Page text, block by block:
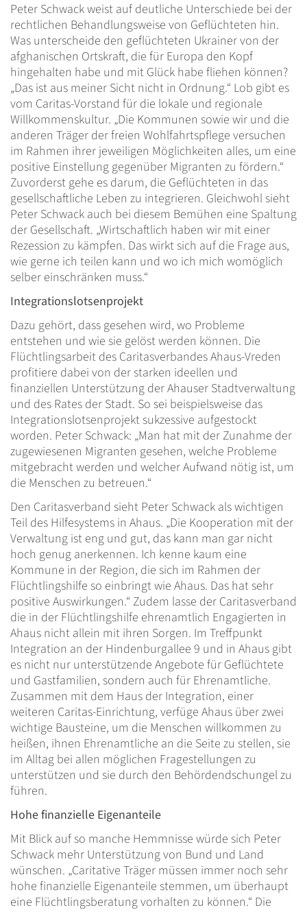
Peter Schwack weist auf deutliche Unterschiede bei der
rechtlichen Behandlungsweise von Geflüchteten hin.
Was unterscheide den geflüchteten Ukrainer von der
afghanischen Ortskraft, die für Europa den Kopf
hingehalten habe und mit Glück habe fliehen können?
„Das ist aus meiner Sicht nicht in Ordnung.“ Lob gibt es
vom Caritas-Vorstand für die lokale und regionale
Willkommenskultur. „Die Kommunen sowie wir und die
anderen Träger der freien Wohlfahrtspflege versuchen
im Rahmen ihrer jeweiligen Möglichkeiten alles, um eine
positive Einstellung gegenüber Migranten zu fördern.“
Zuvorderst gehe es darum, die Geflüchteten in das
gesellschaftliche Leben zu integrieren. Gleichwohl sieht
Peter Schwack auch bei diesem Bemühen eine Spaltung
der Gesellschaft. „Wirtschaftlich haben wir mit einer
Rezession zu kämpfen. Das wirkt sich auf die Frage aus,
wie gerne ich teilen kann und wo ich mich womöglich
selber einschränken muss.“
Integrationslotsenprojekt
Dazu gehört, dass gesehen wird, wo Probleme
entstehen und wie sie gelöst werden können. Die
Flüchtlingsarbeit des Caritasverbandes Ahaus-Vreden
profitiere dabei von der starken ideellen und
finanziellen Unterstützung der Ahauser Stadtverwaltung
und des Rates der Stadt. So sei beispielsweise das
Integrationslotsenprojekt sukzessive aufgestockt
worden. Peter Schwack: „Man hat mit der Zunahme der
zugewiesenen Migranten gesehen, welche Probleme
mitgebracht werden und welcher Aufwand nötig ist, um
die Menschen zu betreuen.“
Den Caritasverband sieht Peter Schwack als wichtigen
Teil des Hilfesystems in Ahaus. „Die Kooperation mit der
Verwaltung ist eng und gut, das kann man gar nicht
hoch genug anerkennen. Ich kenne kaum eine
Kommune in der Region, die sich im Rahmen der
Flüchtlingshilfe so einbringt wie Ahaus. Das hat sehr
positive Auswirkungen.“ Zudem lasse der Caritasverband
die in der Flüchtlingshilfe ehrenamtlich Engagierten in
Ahaus nicht allein mit ihren Sorgen. Im Treffpunkt
Integration an der Hindenburgallee 9 und in Ahaus gibt
es nicht nur unterstützende Angebote für Geflüchtete
und Gastfamilien, sondern auch für Ehrenamtliche.
Zusammen mit dem Haus der Integration, einer
weiteren Caritas-Einrichtung, verfüge Ahaus über zwei
wichtige Bausteine, um die Menschen willkommen zu
heißen, ihnen Ehrenamtliche an die Seite zu stellen, sie
im Alltag bei allen möglichen Fragestellungen zu
unterstützen und sie durch den Behördendschungel zu
führen.
Hohe finanzielle Eigenanteile
Mit Blick auf so manche Hemmnisse würde sich Peter
Schwack mehr Unterstützung von Bund und Land
wünschen. „Caritative Träger müssen immer noch sehr
hohe finanzielle Eigenanteile stemmen, um überhaupt
eine Flüchtlingsberatung vorhalten zu können.“ Die